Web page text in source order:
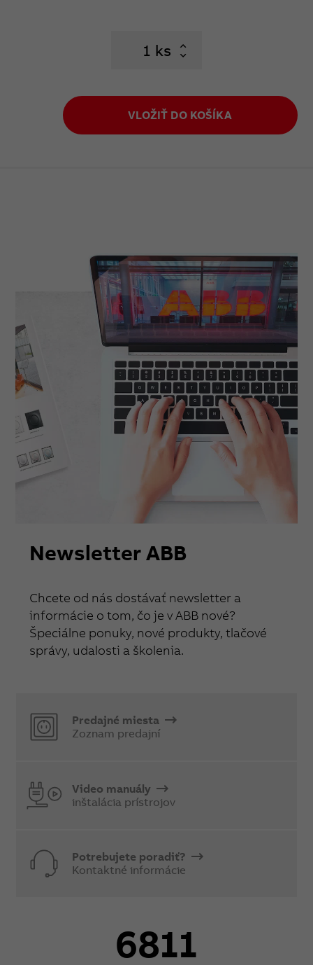
ks
VLOŽIŤ DO KOŠÍKA
Newsletter ABB
Chcete od nás dostávať newsletter a
informácie o tom, čo je v ABB nové?
Špeciálne ponuky, nové produkty, tlačové
správy, udalosti a školenia.
Predajné miesta
Zoznam predajní
Video manuály
inštalácia prístrojov
Potrebujete poradiť?
Kontaktné informácie
6811